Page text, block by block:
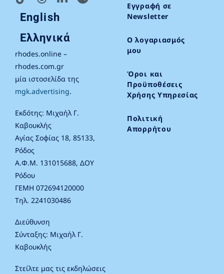
English
Ελληνικά
rhodes.online –
rhodes.com.gr
μία ιστοσελίδα της
mgk.advertising.
Εκδότης: Μιχαήλ Γ.
Καβουκλής
Αγίας Σοφίας 18, 85133,
Ρόδος
Α.Φ.Μ. 131015688, ΔΟΥ
Ρόδου
ΓΕΜΗ 072694120000
Τηλ. 2241030486
Διεύθυνση
Σύνταξης: Μιχαήλ Γ.
Καβουκλής
Στείλτε μας τις εκδηλώσεις
Εγγραφή σε
Newsletter
Ο λογαριασμός
μου
Όροι και
Προϋποθέσεις
Χρήσης Υπηρεσίας
Πολιτική
Απορρήτου